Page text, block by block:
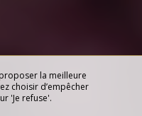
la meilleure
choisir d’empêcher
'Je refuse'.